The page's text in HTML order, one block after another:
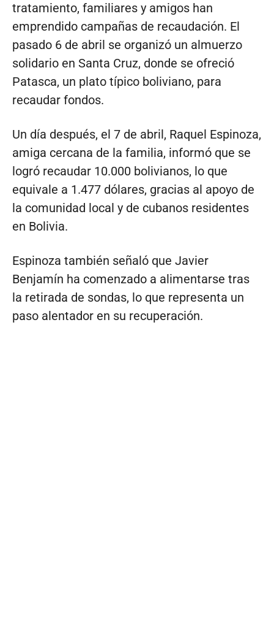
tratamiento, familiares y amigos han
emprendido campañas de recaudación. El
pasado 6 de abril se organizó un almuerzo
solidario en Santa Cruz, donde se ofreció
Patasca, un plato típico boliviano, para
recaudar fondos.
Un día después, el 7 de abril, Raquel Espinoza,
amiga cercana de la familia, informó que se
logró recaudar 10.000 bolivianos, lo que
equivale a 1.477 dólares, gracias al apoyo de
la comunidad local y de cubanos residentes
en Bolivia.
Espinoza también señaló que Javier
Benjamín ha comenzado a alimentarse tras
la retirada de sondas, lo que representa un
paso alentador en su recuperación.